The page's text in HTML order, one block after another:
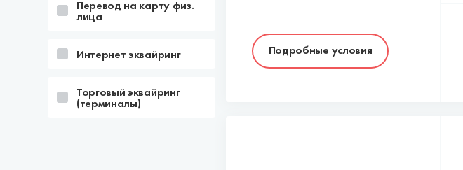
Перевод на карту физ.
лица
Интернет эквайринг
Торговый эквайринг
(терминалы)
Подробные условия